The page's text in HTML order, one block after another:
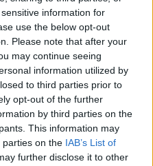
information for
use the below opt-out
Please note that after your
may continue seeing
information utilized by
to third parties prior to
opt-out of the further
by third parties on the
This information may
parties on the IAB’s List of
further disclose it to other
ανθρώπους που
άρχισαν να
μου”, είχε δηλώσει
Λουξ ζει τώρα στη
του στο Esquire, ο
δει τη Λουξ από
προγράμματός